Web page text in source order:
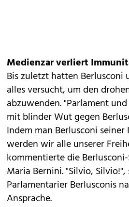
Medienzar verliert
Bis zuletzt hatten Berlusconi
alles versucht, um den
abzuwenden. "Parlament
mit blinder Wut gegen
Indem man Berlusconi
werden wir alle unserer
kommentierte die
Maria Bernini. "Silvio,
Parlamentarier Berlusconis
Ansprache.